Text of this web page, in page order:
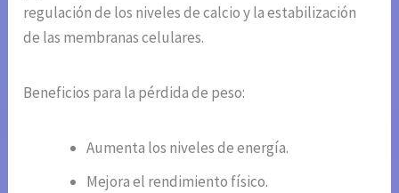
regulación de los niveles de calcio y la estabilización
de las membranas celulares.
Beneficios para la pérdida de peso:
Aumenta los niveles de energía.
Mejora el rendimiento físico.